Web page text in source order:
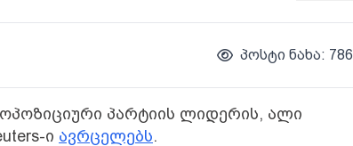
პოსტი ნახა: 786
პარტიის ლიდერის, ალი
ი ავრცელებს.